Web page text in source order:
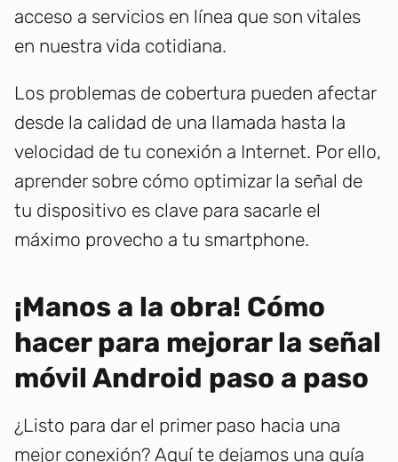
acceso a servicios en línea que son vitales
en nuestra vida cotidiana.
Los problemas de cobertura pueden afectar
desde la calidad de una llamada hasta la
velocidad de tu conexión a Internet. Por ello,
aprender sobre cómo optimizar la señal de
tu dispositivo es clave para sacarle el
máximo provecho a tu smartphone.
¡Manos a la obra! Cómo
hacer para mejorar la señal
móvil Android paso a paso
¿Listo para dar el primer paso hacia una
mejor conexión? Aquí te dejamos una guía